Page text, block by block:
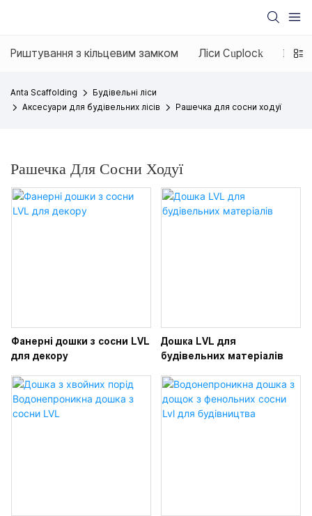
Риштування з кільцевим замком Ліси Cuplock H
Anta Scaffolding
Будівельні ліси
Аксесуари для будівельних лісів
Рашечка для сосни ходуї
Рашечка Для Сосни Ходуї
Фанерні дошки з сосни LVL
для декору
Дошка LVL для
будівельних матеріалів